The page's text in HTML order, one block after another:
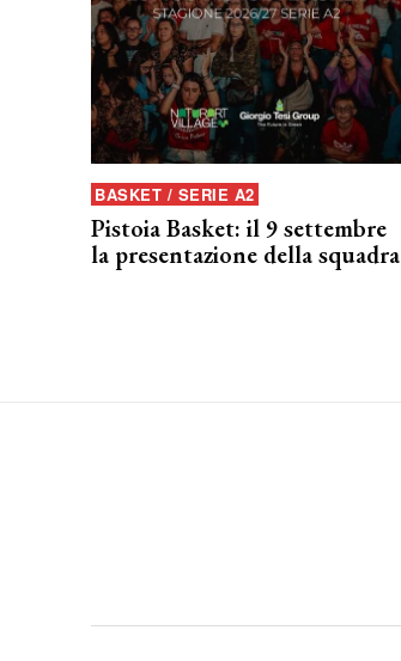
BASKET / SERIE A2
Pistoia Basket: il 9 settembre
la presentazione della squadra